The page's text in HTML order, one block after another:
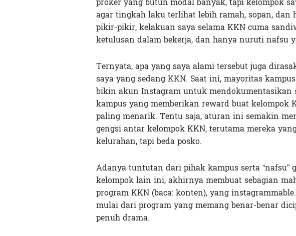
agar tingkah laku terlihat lebih ramah, sopan, dan
pikir-pikir, kelakuan saya selama KKN cuma
ketulusan dalam bekerja, dan hanya nuruti nafsu
Ternyata, apa yang saya alami tersebut juga
saya yang sedang KKN. Saat ini, mayoritas
bikin akun Instagram untuk mendokumentasikan
kampus yang memberikan reward buat kelompok
paling menarik. Tentu saja, aturan ini semakin
gengsi antar kelompok KKN, terutama mereka
kelurahan, tapi beda posko.
Adanya tuntutan dari pihak kampus serta “nafsu”
kelompok lain ini, akhirnya membuat sebagian
program KKN (baca: konten), yang
mulai dari program yang memang benar-benar
penuh drama.